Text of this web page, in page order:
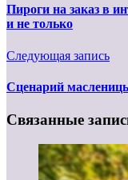
Пироги на заказ в
и не только
Следующая запись
Сценарий
Связанные